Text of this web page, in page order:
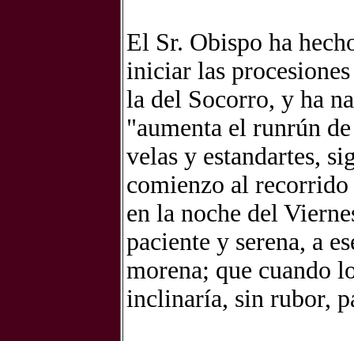
El Sr. Obispo ha
iniciar las
la del Socorro, y ha
"aumenta el runrún
velas y estandartes,
comienzo al
en la noche del
paciente y serena, a
morena; que cuando
inclinaría, sin rubor,